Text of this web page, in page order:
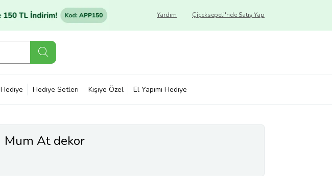
Çiçeksepeti'nde Satış Yap
Yardım
Hediye Hediye Setleri Kişiye Özel El Yapımı Hediye
Mum At dekor